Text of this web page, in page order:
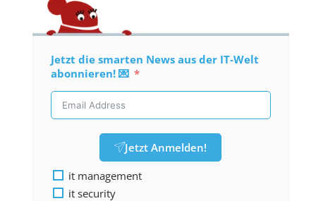
Jetzt die smarten News aus der IT-Welt
abonnieren! 💌
Jetzt Anmelden!
it management
it security